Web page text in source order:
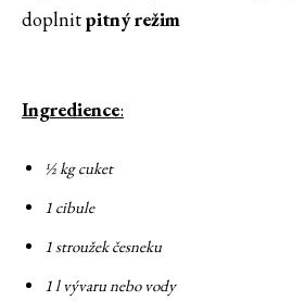
doplnitpitný režim
Ingredience:
½ kg cuket
1 cibule
1 stroužek česneku
1 l vývaru nebo vody